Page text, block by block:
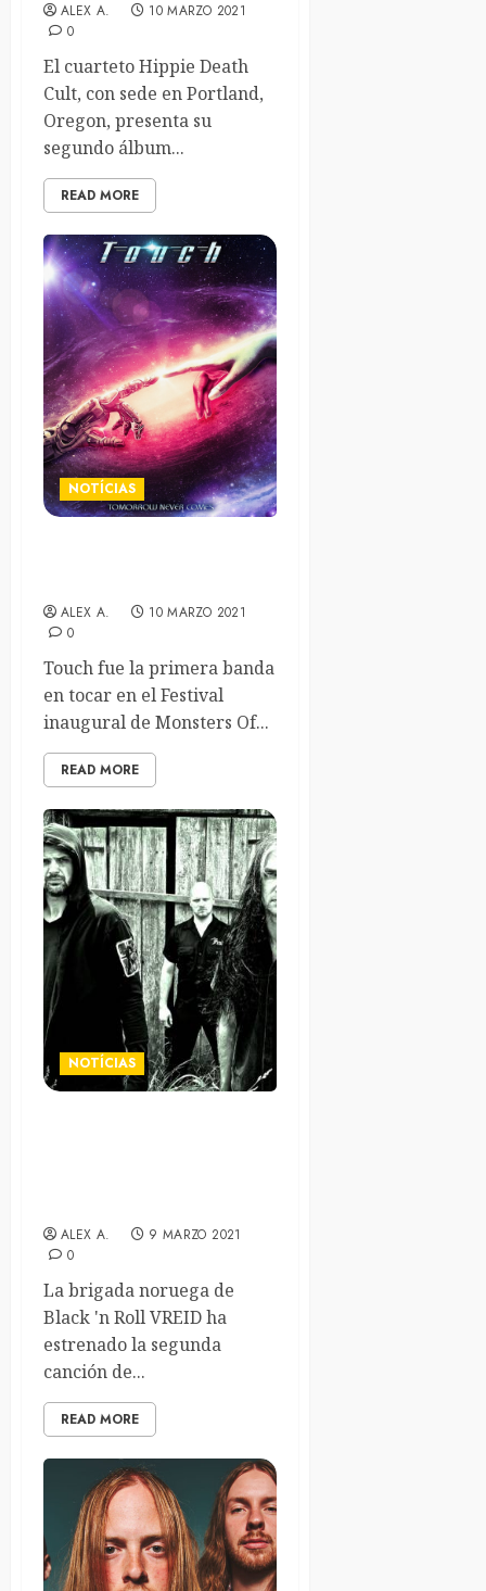
ALEX A.
10 MARZO 2021
0
El cuarteto Hippie Death
Cult, con sede en Portland,
Oregon, presenta su
segundo álbum...
READ MORE
NOTÍCIAS
ALEX A.
10 MARZO 2021
0
Touch fue la primera banda
en tocar en el Festival
inaugural de Monsters Of...
READ MORE
NOTÍCIAS
ALEX A.
9 MARZO 2021
0
La brigada noruega de
Black 'n Roll VREID ha
estrenado la segunda
canción de...
READ MORE